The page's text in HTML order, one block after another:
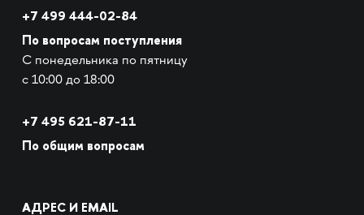
+7 499 444-02-84
По вопросам поступления
С понедельника по пятницу
с 10:00 до 18:00
+7 495 621-87-11
По общим вопросам
АДРЕС И EMAIL